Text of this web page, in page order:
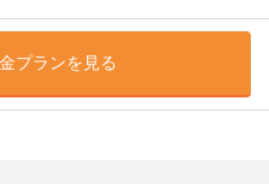
プランを見る